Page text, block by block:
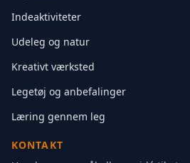
Indeaktiviteter
Udeleg og natur
Kreativt værksted
Legetøj og anbefalinger
Læring gennem leg
KONTAKT